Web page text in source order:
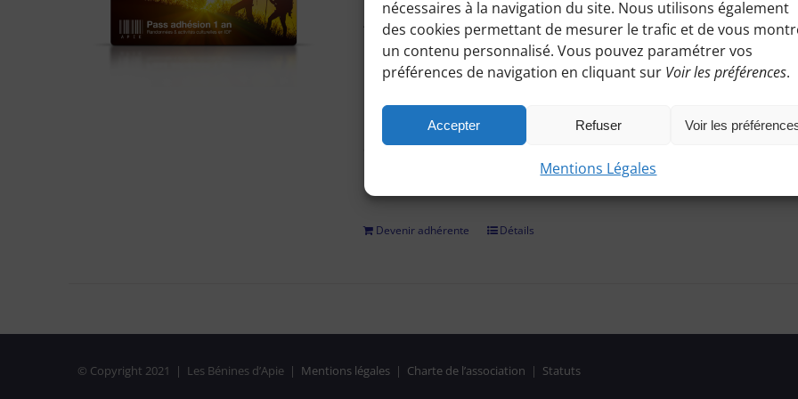
nécessaires à la navigation du site. Nous utilisons également
des cookies permettant de mesurer le trafic et de vous
un contenu personnalisé. Vous pouvez paramétrer vos
préférences de navigation en cliquant sur Voir les préférences.
Accepter Refuser Voir les
Mentions Légales
Accédez à toutes les informations pratiques de nos excursions du
horaires, conseils etc.), et participez à nos activités telles que des
Pour adhérer et faire vivre notre association, nous vous demandons
régler par chèque, virement bancaire (démarche à finaliser hors site,
adhésion confirmée, il vous suffira de vous identifier et de consulter le
privées réservées aux Bénines d'Apie. Vous pouvez aussi nous
Devenir adhérente Détails
© Copyright 2021 | Les Bénines d’Apie | Mentions légales| Charte de l’association | Statuts